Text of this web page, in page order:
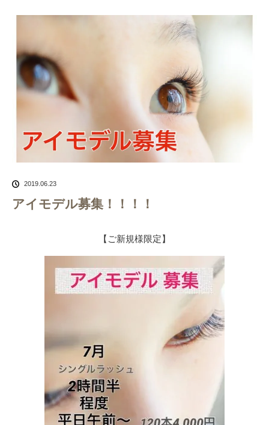
2019.06.23
アイモデル募集！！！！
【ご新規様限定】